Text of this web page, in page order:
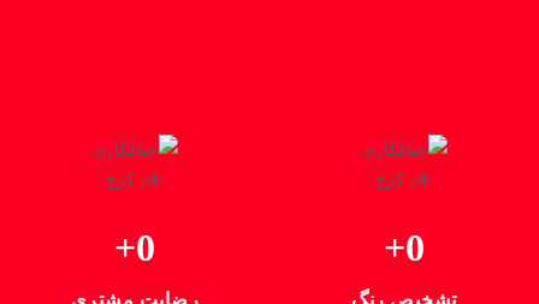
0
+
0
+